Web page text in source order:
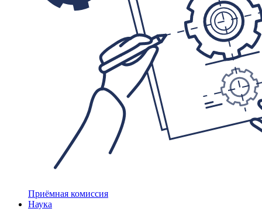
Приёмная комиссия
Наука